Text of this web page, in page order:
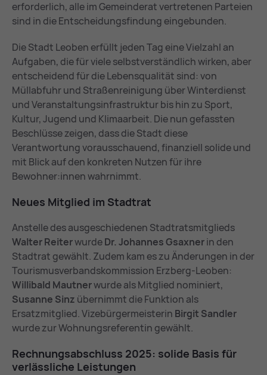
erforderlich, alle im Gemeinderat vertretenen Parteien
sind in die Entscheidungsfindung eingebunden.
Die Stadt Leoben erfüllt jeden Tag eine Vielzahl an
Aufgaben, die für viele selbstverständlich wirken, aber
entscheidend für die Lebensqualität sind: von
Müllabfuhr und Straßenreinigung über Winterdienst
und Veranstaltungsinfrastruktur bis hin zu Sport,
Kultur, Jugend und Klimaarbeit. Die nun gefassten
Beschlüsse zeigen, dass die Stadt diese
Verantwortung vorausschauend, finanziell solide und
mit Blick auf den konkreten Nutzen für ihre
Bewohner:innen wahrnimmt.
Neu­es Mit­glied im Stadt­rat
Anstelle des ausgeschiedenen Stadtratsmitglieds
Walter ReiterwurdeDr. Johannes Gsaxnerin den
Stadtrat gewählt. Zudem kam es zu Änderungen in der
Tourismusverbandskommission Erzberg-Leoben:
Willibald Mautnerwurde als Mitglied nominiert,
Susanne Sinz übernimmt die Funktion als
Ersatzmitglied. Vizebürgermeisterin Birgit Sandler
wurde zur Wohnungsreferentin gewählt.
Rech­nungs­ab­schluss 2025: so­li­de Ba­sis für
ver­läss­li­che Leis­tun­gen